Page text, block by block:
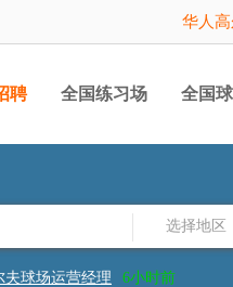
华人
聘 全国练习场 全国
选择地区
夫球场运营经理
6小时前